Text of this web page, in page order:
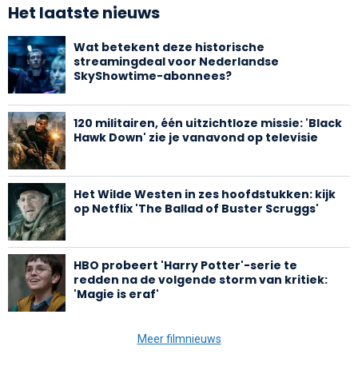
Het laatste nieuws
Wat betekent deze historische
streamingdeal voor Nederlandse
SkyShowtime-abonnees?
120 militairen, één uitzichtloze missie: 'Black
Hawk Down' zie je vanavond op televisie
Het Wilde Westen in zes hoofdstukken: kijk
op Netflix 'The Ballad of Buster Scruggs'
HBO probeert 'Harry Potter'-serie te
redden na de volgende storm van kritiek:
'Magie is eraf'
Meer filmnieuws